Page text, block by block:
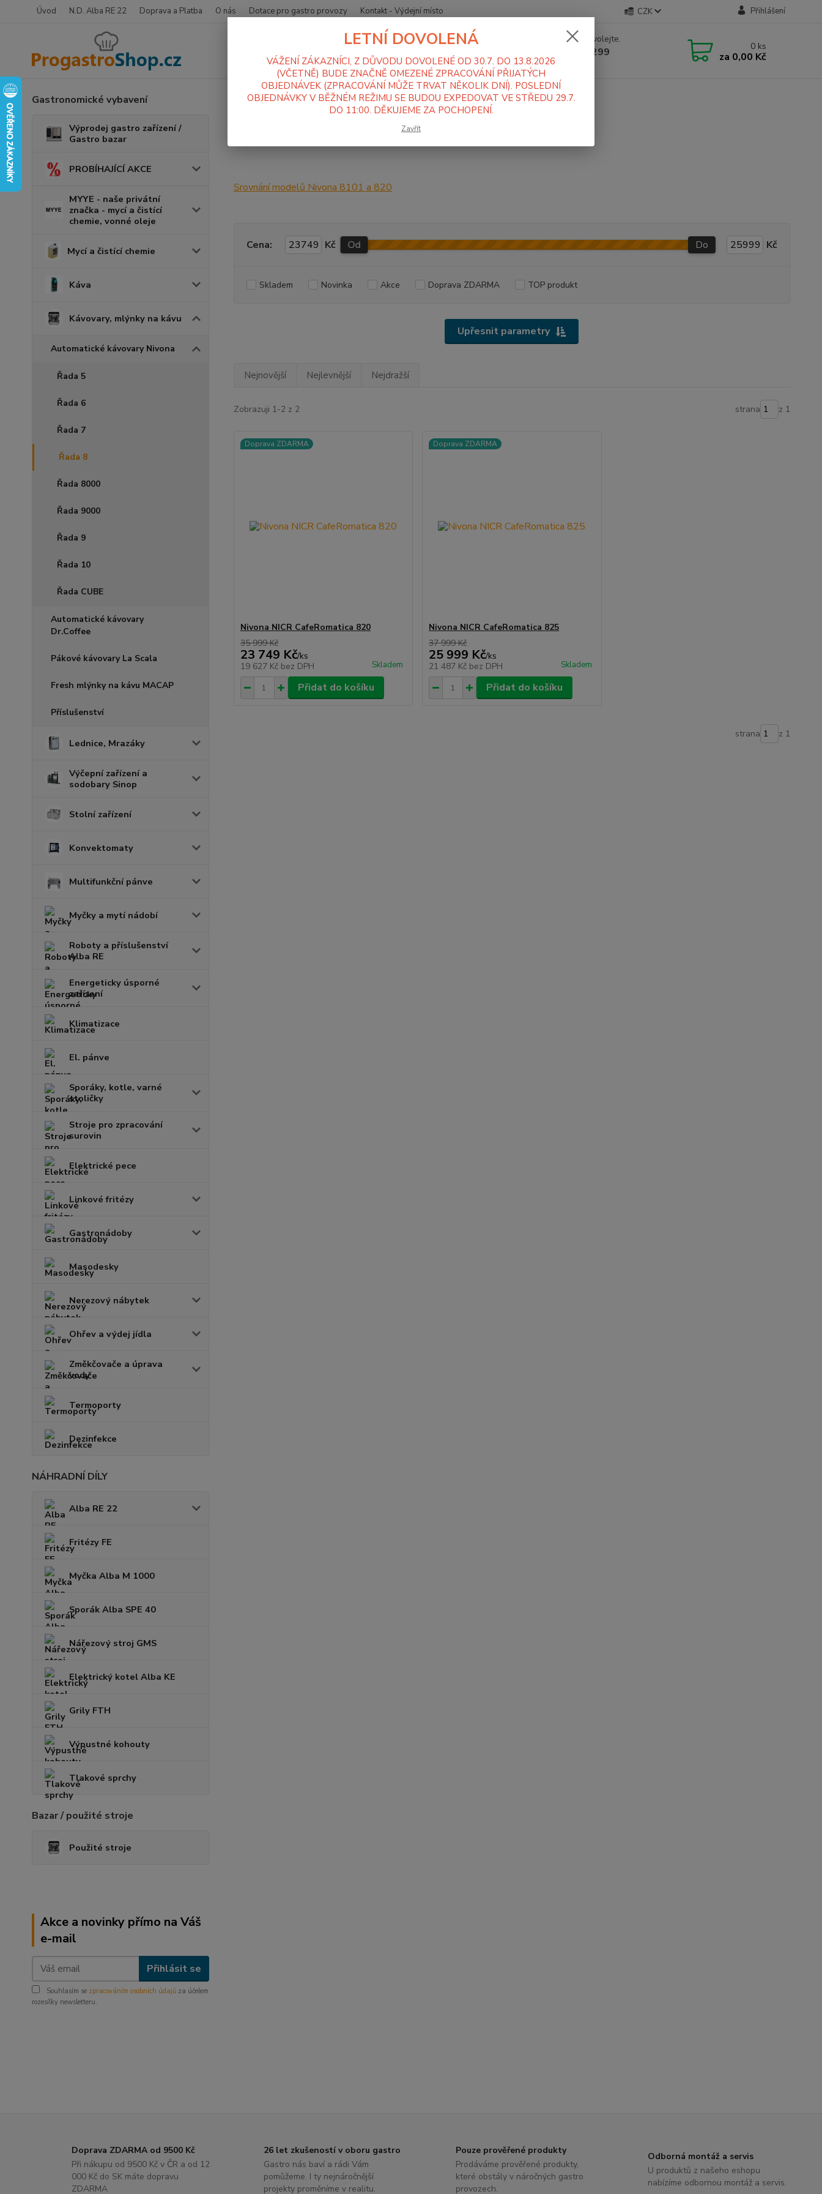
Úvod N.D. Alba RE 22 Doprava a Platba O nás Dotace pro gastro provozy Kontakt - Výdejní místo CZK Přihlášení
Nevíte si rady? Zavolejte.
+420 519 411 299
Po-Pá 7-16 hod
0 ks
za 0,00 Kč
Gastronomické vybavení
Výprodej gastro zařízení /
Gastro bazar
PROBÍHAJÍCÍ AKCE
MYYE - naše privátní
značka - mycí a čistící
chemie, vonné oleje
Mycí a čistící chemie
Káva
Kávovary, mlýnky na kávu
Automatické kávovary Nivona
Řada 5
Řada 6
Řada 7
Řada 8
Řada 8000
Řada 9000
Řada 9
Řada 10
Řada CUBE
Automatické kávovary
Dr.Coffee
Pákové kávovary La Scala
Fresh mlýnky na kávu MACAP
Příslušenství
Lednice, Mrazáky
Výčepní zařízení a
sodobary Sinop
Stolní zařízení
Konvektomaty
Multifunkční pánve
Myčky a mytí nádobí
Roboty a příslušenství
Alba RE
Energeticky úsporné
zařízení
Klimatizace
El. pánve
Sporáky, kotle, varné
stoličky
Stroje pro zpracování
surovin
Elektrické pece
Linkové fritézy
Gastronádoby
Masodesky
Nerezový nábytek
Ohřev a výdej jídla
Změkčovače a úprava
vody
Termoporty
Dezinfekce
NÁHRADNÍ DÍLY
Alba RE 22
Fritézy FE
Myčka Alba M 1000
Sporák Alba SPE 40
Nářezový stroj GMS
Elektrický kotel Alba KE
Grily FTH
Výpustné kohouty
Tlakové sprchy
Bazar / použité stroje
Použité stroje
Akce a novinky přímo na Váš
e-mail
Přihlásit se
Souhlasím se zpracováním osobních údajů za účelem
rozesílky newsletteru.
Úvod Kávovary, mlýnky na kávu Automatické kávovary Nivona Řada 8
Srovnání modelů Nivona 8101 a 820
Upřesnit parametry
Cena: Kč Od Do Kč
Skladem Novinka Akce Doprava ZDARMA TOP produkt
Nejnovější Nejlevnější Nejdražší
Zobrazuji 1-2 z 2 strana z 1
Doprava ZDARMA
Nivona NICR CafeRomatica 820
35 999 Kč
23 749 Kč/ks
19 627 Kč bez DPH Skladem
Přidat do košíku
Doprava ZDARMA
Nivona NICR CafeRomatica 825
37 999 Kč
25 999 Kč/ks
21 487 Kč bez DPH Skladem
Přidat do košíku
strana z 1
Doprava ZDARMA od 9500 Kč
Při nákupu od 9500 Kč v ČR a od 12
000 Kč do SK máte dopravu
ZDARMA
26 let zkušeností v oboru gastro
Gastro nás baví a rádi Vám
pomůžeme. I ty nejnáročnější
projekty proměníme v realitu.
Pouze prověřené produkty
Prodáváme prověřené produkty,
které obstály v náročných gastro
provozech.
Odborná montáž a servis
U produktů z našeho eshopu
nabízíme odbornou montáž a servis.
LETNÍ DOVOLENÁ
VÁŽENÍ ZÁKAZNÍCI, Z DŮVODU DOVOLENÉ OD 30.7. DO 13.8.2026
(VČETNĚ) BUDE ZNAČNĚ OMEZENÉ ZPRACOVÁNÍ PŘIJATÝCH
OBJEDNÁVEK (ZPRACOVÁNÍ MŮŽE TRVAT NĚKOLIK DNÍ). POSLEDNÍ
OBJEDNÁVKY V BĚŽNÉM REŽIMU SE BUDOU EXPEDOVAT VE STŘEDU 29.7.
DO 11:00. DĚKUJEME ZA POCHOPENÍ.
Zavřít